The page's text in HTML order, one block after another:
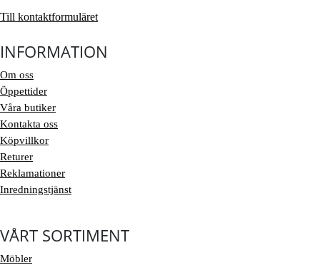
Till kontaktformuläret
INFORMATION
Om oss
Öppettider
Våra butiker
Kontakta oss
Köpvillkor
Returer
Reklamationer
Inredningstjänst
VÅRT SORTIMENT
Möbler